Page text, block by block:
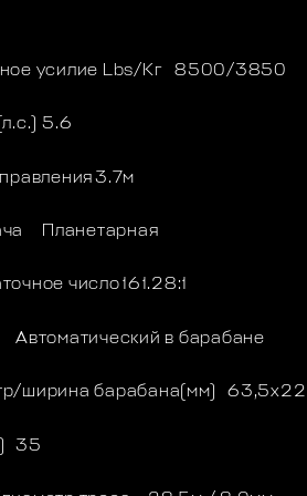
усилие Lbs/Кг 8500/3850
5.6
3.7м
Планетарная
число 161.28:1
Автоматический в барабане
ширина барабана(мм)
35